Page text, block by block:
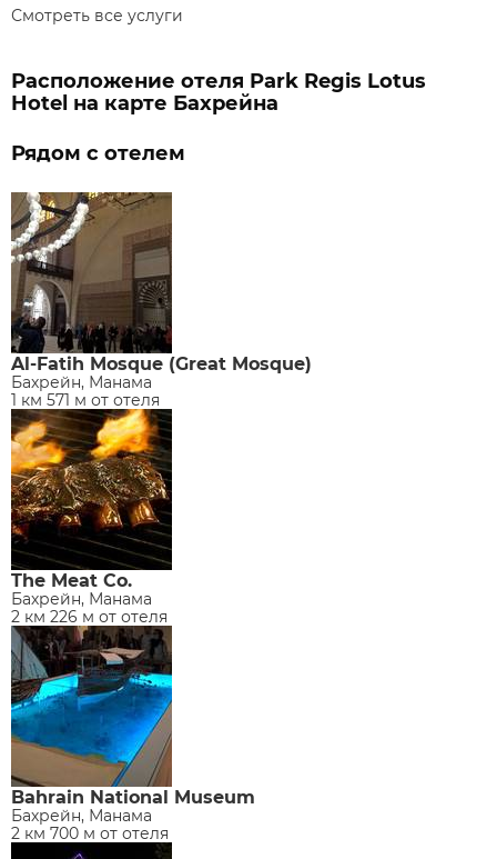
Смотреть все услуги
Расположение отеля Park Regis Lotus
Hotel на карте Бахрейна
Рядом с отелем
Al-Fatih Mosque (Great Mosque)
Бахрейн, Манама
1 км 571 м от отеля
The Meat Co.
Бахрейн, Манама
2 км 226 м от отеля
Bahrain National Museum
Бахрейн, Манама
2 км 700 м от отеля